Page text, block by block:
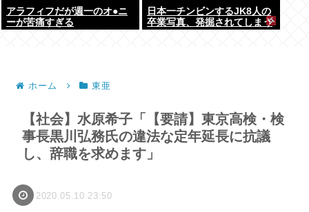
アラフィフだが週一のオ●ニ
ーが苦痛すぎる
日本一チンビンするJK8人の
卒業写真、発掘されてしまう
ホーム 東亜
【社会】水原希子「【要請】東京高検・検
事長黒川弘務氏の違法な定年延長に抗議
し、辞職を求めます」
2020.05.10 23:50